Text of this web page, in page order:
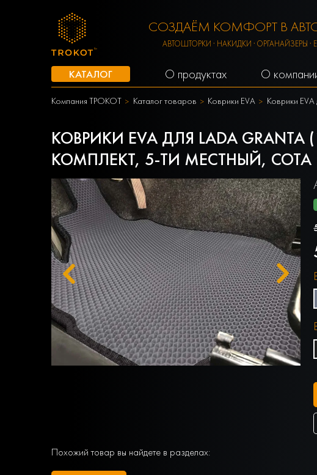
СОЗДАЁМ КОМФОРТ В
АВТОШТОРКИ · НАКИДКИ · ОРГАНАЙЗЕРЫ ·
КАТАЛОГ О продуктах О
Компания ТРОКОТ Каталог товаров Коврики EVA Коврики
КОВРИКИ EVA ДЛЯ LADA
КОМПЛЕКТ, 5-ТИ МЕСТНЫЙ, СОТА
Похожий товар вы найдете в разделах: